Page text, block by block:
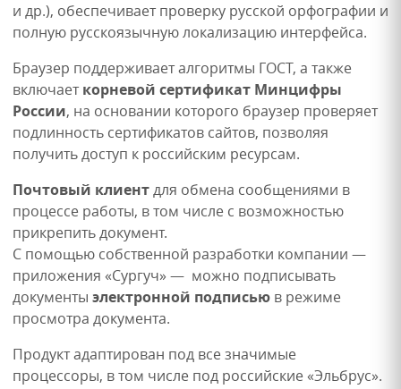
и др.), обеспечивает проверку русской орфографии и
полную русскоязычную локализацию интерфейса.
Браузер поддерживает алгоритмы ГОСТ, а также
включаеткорневой сертификат Минцифры
России, на основании которого браузер проверяет
подлинность сертификатов сайтов, позволяя
получить доступ к российским ресурсам.
Почтовый клиентдля обмена сообщениями в
процессе работы, в том числе с возможностью
прикрепить документ.
С помощью собственной разработки компании —
приложения «Сургуч» — можно подписывать
документы электронной подписью в режиме
просмотра документа.
Продукт адаптирован под все значимые
процессоры, в том числе под российские «Эльбрус».